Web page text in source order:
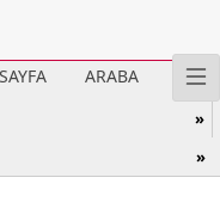
ARABA